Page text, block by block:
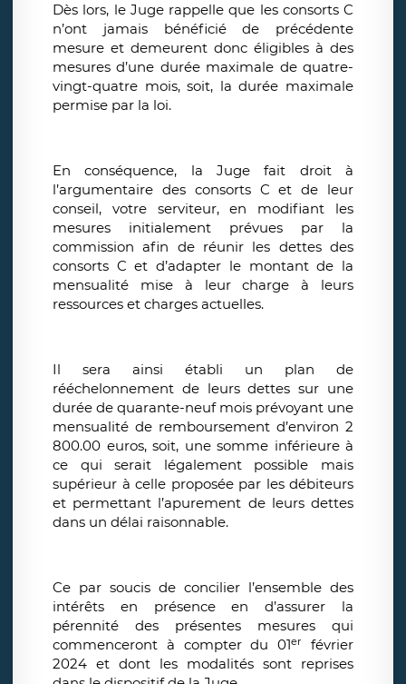
Dès lors, le Juge rappelle que les consorts C
n’ont jamais bénéficié de précédente
mesure et demeurent donc éligibles à des
mesures d’une durée maximale de quatre-
vingt-quatre mois, soit, la durée maximale
permise par la loi.
En conséquence, la Juge fait droit à
l’argumentaire des consorts C et de leur
conseil, votre serviteur, en modifiant les
mesures initialement prévues par la
commission afin de réunir les dettes des
consorts C et d’adapter le montant de la
mensualité mise à leur charge à leurs
ressources et charges actuelles.
Il sera ainsi établi un plan de
rééchelonnement de leurs dettes sur une
durée de quarante-neuf mois prévoyant une
mensualité de remboursement d’environ 2
800.00 euros, soit, une somme inférieure à
ce qui serait légalement possible mais
supérieur à celle proposée par les débiteurs
et permettant l’apurement de leurs dettes
dans un délai raisonnable.
Ce par soucis de concilier l’ensemble des
intérêts en présence en d’assurer la
pérennité des présentes mesures qui
commenceront à compter du 01er
février
2024 et dont les modalités sont reprises